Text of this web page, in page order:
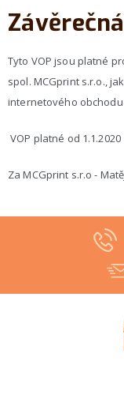
Tyto VOP jsou platné
spol. MCGprint s.r.o.,
internetového
VOP platné od 1.1.2020
Za MCGprint s.r.o -